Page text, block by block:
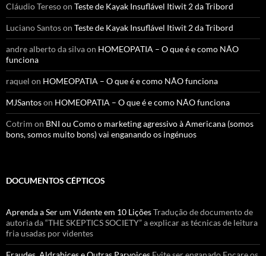
Cláudio Teresoon Teste de Kayak Insuflável Itiwit 2 da Tribord
Luciano Santoson Teste de Kayak Insuflável Itiwit 2 da Tribord
andre alberto da silvaon HOMEOPATIA – O que é e como NÃO
funciona
raquel on HOMEOPATIA – O que é e como NÃO funciona
MJSantoson HOMEOPATIA – O que é e como NÃO funciona
Cotrim on BNI ou Como o marketing agressivo à Americana (somos
bons, somos muito bons) vai enganando os ingénuos
DOCUMENTOS CÉPTICOS
Aprenda a Ser um Vidente em 10 LiçõesTradução de documento de
autoria da “THE SKEPTICS SOCIETY” a explicar as técnicas de leitura
fria usadas por videntes